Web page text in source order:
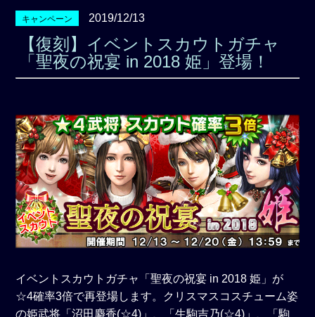
キャンペーン 2019/12/13
【復刻】イベントスカウトガチャ
「聖夜の祝宴 in 2018 姫」登場！
イベントスカウトガチャ「聖夜の祝宴 in 2018 姫」が
☆4確率3倍で再登場します。クリスマスコスチューム姿
の姫武将「沼田麝香(☆4)」、「生駒吉乃(☆4)」、「駒